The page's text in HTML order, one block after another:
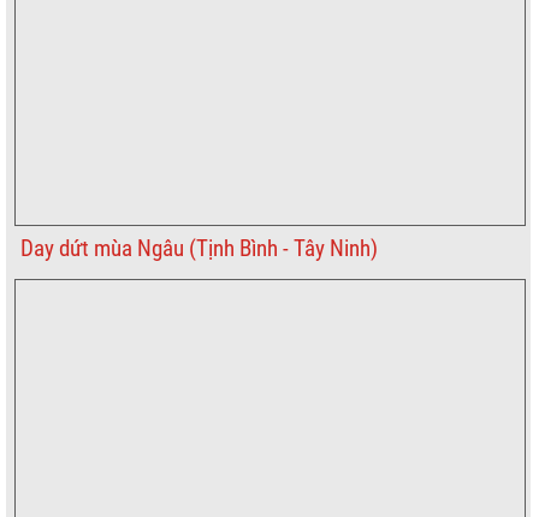
Day dứt mùa Ngâu (Tịnh Bình - Tây Ninh)